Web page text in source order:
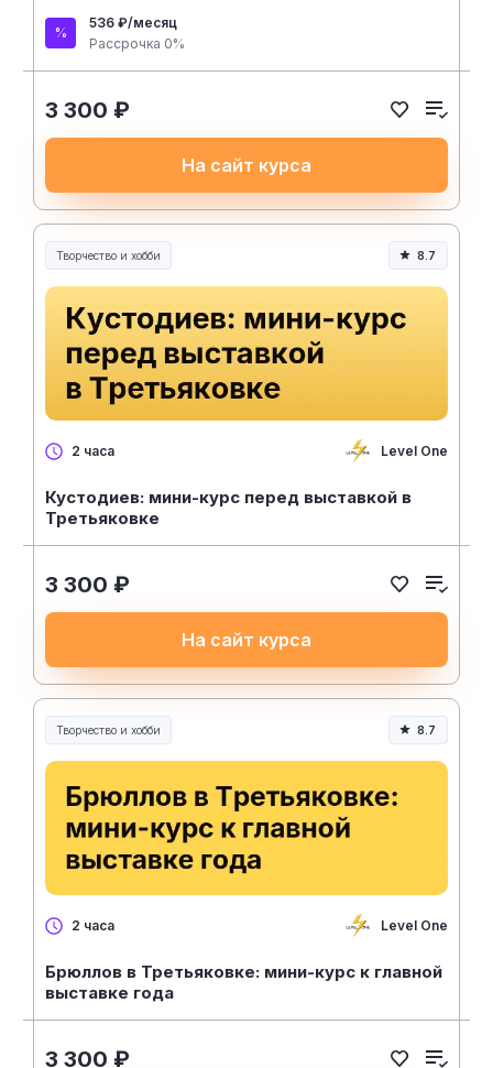
536 ₽/месяц
Рассрочка 0%
3 300 ₽
На сайт курса
Творчество и хобби
Творчество, контент и хобби
8.7
2 часа Level One
Кустодиев: мини-курс перед выставкой в
Третьяковке
3 300 ₽
На сайт курса
Творчество и хобби
Творчество, контент и хобби
8.7
2 часа Level One
Брюллов в Третьяковке: мини-курс к главной
выставке года
3 300 ₽